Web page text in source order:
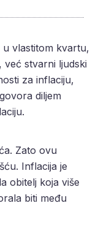
u vlastitom kvartu,
već stvarni ljudski
za inflaciju,
diljem
Zato ovu
Inflacija je
obitelj koja više
biti među